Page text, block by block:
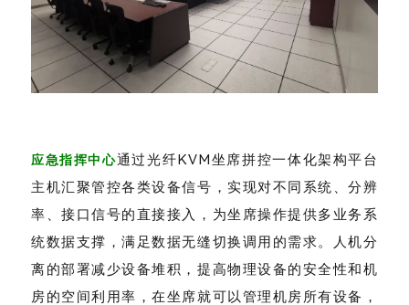
应急指挥中心通过光纤KVM坐席拼控一体化架构平台
主机汇聚管控各类设备信号，实现对不同系统、分辨
率、接口信号的直接接入，为坐席操作提供多业务系
统数据支撑，满足数据无缝切换调用的需求。人机分
离的部署减少设备堆积，提高物理设备的安全性和机
房的空间利用率，在坐席就可以管理机房所有设备，